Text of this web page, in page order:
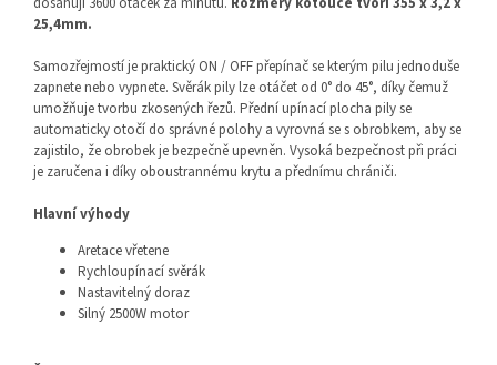
25,4mm.
Samozřejmostí je praktický ON / OFF přepínač se kterým pilu jednoduše
zapnete nebo vypnete. Svěrák pily lze otáčet od 0° do 45°, díky čemuž
umožňuje tvorbu zkosených řezů. Přední upínací plocha pily se
automaticky otočí do správné polohy a vyrovná se s obrobkem, aby se
zajistilo, že obrobek je bezpečně upevněn. Vysoká bezpečnost při práci
je zaručena i díky oboustrannému krytu a přednímu chrániči.
Hlavní výhody
Aretace vřetene
Rychloupínací svěrák
Nastavitelný doraz
Silný 2500W motor